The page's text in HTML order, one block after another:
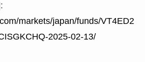
:
markets/japan/funds/VT4ED2
2025-02-13/